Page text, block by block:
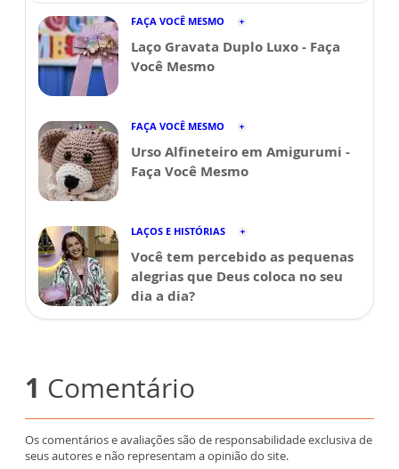
FAÇA VOCÊ MESMO
Laço Gravata Duplo Luxo - Faça
Você Mesmo
FAÇA VOCÊ MESMO
Urso Alfineteiro em Amigurumi -
Faça Você Mesmo
LAÇOS E HISTÓRIAS
Você tem percebido as pequenas
alegrias que Deus coloca no seu
dia a dia?
1 Comentário
Os comentários e avaliações são de responsabilidade exclusiva de
seus autores e não representam a opinião do site.